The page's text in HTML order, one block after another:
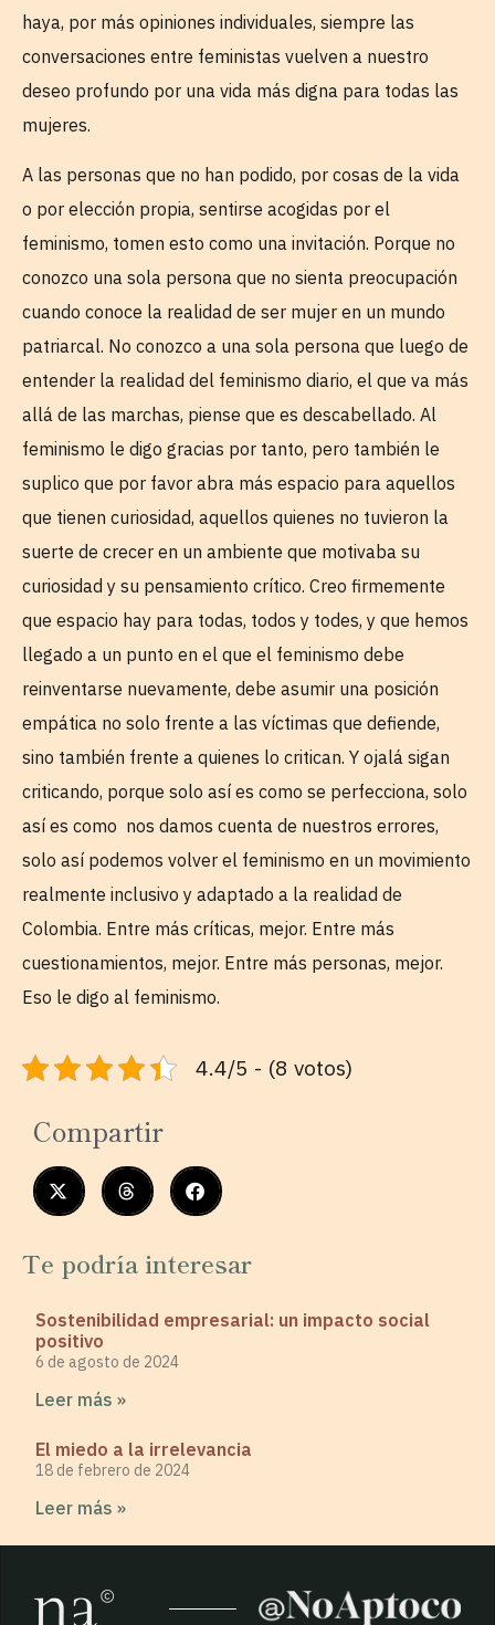
haya, por más opiniones individuales, siempre las
conversaciones entre feministas vuelven a nuestro
deseo profundo por una vida más digna para todas las
mujeres.
A las personas que no han podido, por cosas de la vida
o por elección propia, sentirse acogidas por el
feminismo, tomen esto como una invitación. Porque no
conozco una sola persona que no sienta preocupación
cuando conoce la realidad de ser mujer en un mundo
patriarcal. No conozco a una sola persona que luego de
entender la realidad del feminismo diario, el que va más
allá de las marchas, piense que es descabellado. Al
feminismo le digo gracias por tanto, pero también le
suplico que por favor abra más espacio para aquellos
que tienen curiosidad, aquellos quienes no tuvieron la
suerte de crecer en un ambiente que motivaba su
curiosidad y su pensamiento crítico. Creo firmemente
que espacio hay para todas, todos y todes, y que hemos
llegado a un punto en el que el feminismo debe
reinventarse nuevamente, debe asumir una posición
empática no solo frente a las víctimas que defiende,
sino también frente a quienes lo critican. Y ojalá sigan
criticando, porque solo así es como se perfecciona, solo
así es como nos damos cuenta de nuestros errores,
solo así podemos volver el feminismo en un movimiento
realmente inclusivo y adaptado a la realidad de
Colombia. Entre más críticas, mejor. Entre más
cuestionamientos, mejor. Entre más personas, mejor.
Eso le digo al feminismo.
4.4/5 - (8 votos)
Compartir
Te podría interesar
Sostenibilidad empresarial: un impacto social
positivo
6 de agosto de 2024
Leer más »
El miedo a la irrelevancia
18 de febrero de 2024
Leer más »